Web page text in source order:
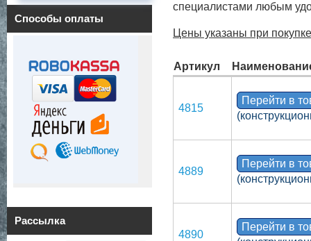
Способы оплаты
Рассылка
специалистами любым
Цены указаны при
Артикул
4815
Перейти в
4889
Перейти в
4890
Перейти в